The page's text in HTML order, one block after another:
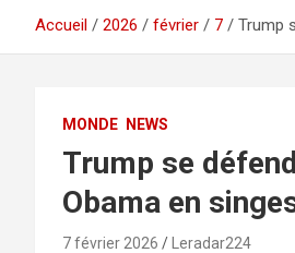
Accueil 2026 février 7 Trump
MONDE NEWS
Trump se
Obama en
7 février 2026 Leradar224